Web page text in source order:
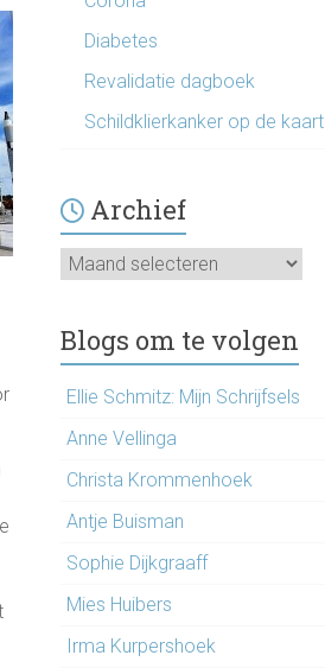
Diabetes
Revalidatie dagboek
Schildklierkanker op de kaart
Archief
Archief
Blogs om te volgen
Ellie Schmitz: Mijn Schrijfsels
Anne Vellinga
Christa Krommenhoek
Antje Buisman
Sophie Dijkgraaff
Mies Huibers
Irma Kurpershoek